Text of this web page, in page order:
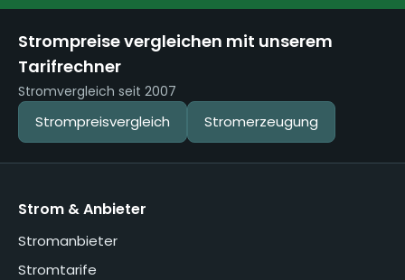
Strompreise vergleichen mit unserem
Tarifrechner
Stromvergleich seit 2007
Strompreisvergleich Stromerzeugung
Strom & Anbieter
Stromanbieter
Stromtarife